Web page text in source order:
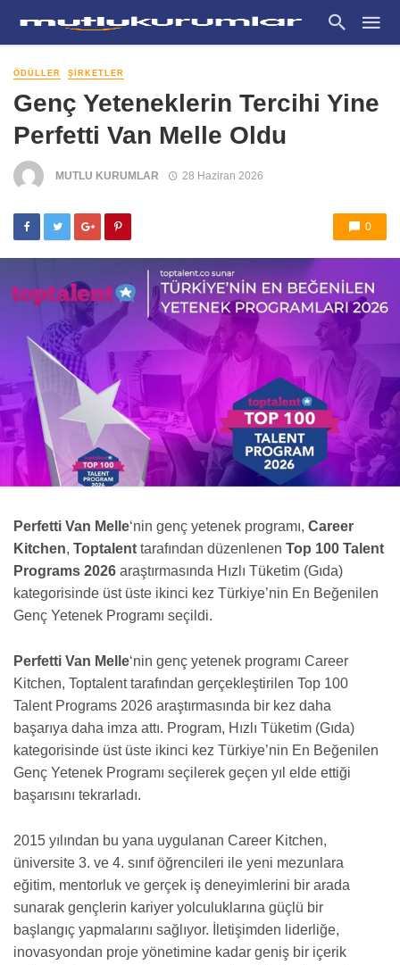
ÖDÜLLER ŞIRKETLER
Genç Yeteneklerin Tercihi Yine
Perfetti Van Melle Oldu
MUTLU KURUMLAR 28 Haziran 2026
0
Perfetti Van Melle‘nin genç yetenek programı, Career
Kitchen, Toptalent tarafından düzenlenen Top 100 Talent
Programs 2026 araştırmasında Hızlı Tüketim (Gıda)
kategorisinde üst üste ikinci kez Türkiye’nin En Beğenilen
Genç Yetenek Programı seçildi.
Perfetti Van Melle‘nin genç yetenek programı Career
Kitchen, Toptalent tarafından gerçekleştirilen Top 100
Talent Programs 2026 araştırmasında bir kez daha
başarıya daha imza attı. Program, Hızlı Tüketim (Gıda)
kategorisinde üst üste ikinci kez Türkiye’nin En Beğenilen
Genç Yetenek Programı seçilerek geçen yıl elde ettiği
başarısını tekrarladı.
2015 yılından bu yana uygulanan Career Kitchen,
üniversite 3. ve 4. sınıf öğrencileri ile yeni mezunlara
eğitim, mentorluk ve gerçek iş deneyimlerini bir arada
sunarak gençlerin kariyer yolculuklarına güçlü bir
başlangıç yapmalarını sağlıyor. İletişimden liderliğe,
inovasyondan proje yönetimine kadar geniş bir içerik